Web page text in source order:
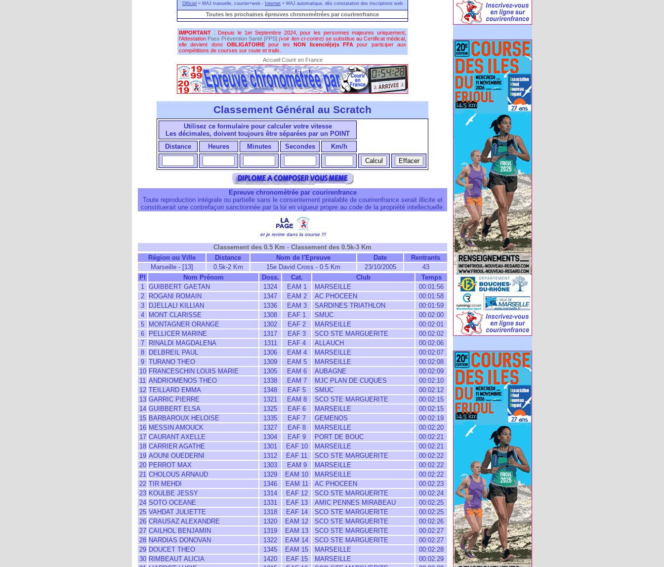
Officiel = MAJ manuelle, courrier+web - Internet = MAJ automatique, dès constatation des inscriptions web
Toutes les prochaines épreuves chronométrées par courirenfrance
IMPORTANT : Depuis le 1er Septembre 2024, pour les personnes majeures uniquement,
l'Attestation Pass Prévention Santé [PPS] (voir lien ci-contre) se substitue au Certificat médical,
elle devient doncOBLIGATOIRE pour lesNON licencié(e)s FFApour participer aux
compétitions de courses sur route et trails.
Accueil Courir en France
Classement Général au Scratch
Utilisez ce formulaire pour calculer votre vitesse
Les décimales, doivent toujours être séparées par un POINT
Distance
Heures Minutes Secondes Km/h
Epreuve chronométrée par courirenfrance
Toute reproduction intégrale ou partielle sans le consentement préalable de courirenfrance serait illicite et
constituerait une contrefaçon sanctionnée par la loi en vigueur propre au code de la propriété intellectuelle.
et je rentre dans la course !!!
Classement des 0.5 Km - Classement des 0.5k-3 Km
Région ou Ville
Distance Nom de l'Epreuve Date
Rentrants
Marseille - [13]
0.5k-2 Km 15e David Cross - 0.5 Km 23/10/2005
43
Pl
Nom Prénom Doss. Cat. Club
Temps
1 GUIBBERT GAETAN 1324 EAM 1 MARSEILLE
00:01:56
2
ROGANI ROMAIN 1347 EAM 2 AC PHOCEEN
00:01:58
3
DJELLALI KILLIAN 1336 EAM 3 SARDINES TRIATHLON
00:01:59
4
MONT CLARISSE 1308 EAF 1 SMUC
00:02:00
5
MONTAGNER ORANGE 1302 EAF 2 MARSEILLE
00:02:01
6
PELLICER MARINE 1317 EAF 3 SCO STE MARGUERITE
00:02:02
7
RINALDI MAGDALENA 1311 EAF 4 ALLAUCH
00:02:06
8
DELBREIL PAUL 1306 EAM 4 MARSEILLE
00:02:07
9 TURANO THEO 1309 EAM 5 MARSEILLE
00:02:08
10 FRANCESCHIN LOUIS MARIE 1305 EAM 6 AUBAGNE
00:02:09
11 ANDRIOMENOS THEO 1338 EAM 7 MJC PLAN DE CUQUES
00:02:10
12 TEILLARD EMMA 1348 EAF 5 SMUC
00:02:12
13 GARRIC PIERRE 1321 EAM 8 SCO STE MARGUERITE
00:02:15
14 GUIBBERT ELSA 1325 EAF 6 MARSEILLE
00:02:15
15 BARBAROUX HELOISE 1335 EAF 7 GEMENOS
00:02:19
16 MESSIN AMOUCK 1327 EAF 8 MARSEILLE
00:02:20
17 CAURANT AXELLE 1304 EAF 9 PORT DE BOUC
00:02:21
18 CARRIER AGATHE 1301 EAF 10 MARSEILLE
00:02:21
19 AOUNI OUEDERNI 1312 EAF 11 SCO STE MARGUERITE
00:02:22
20 PERROT MAX 1303 EAM 9 MARSEILLE
00:02:22
21 CHOLOUS ARNAUD 1329 EAM 10 MARSEILLE
00:02:22
22 TIR MEHDI 1346 EAM 11 AC PHOCEEN
00:02:23
23 KOULBE JESSY 1314 EAF 12 SCO STE MARGUERITE
00:02:24
24 SOTO OCEANE 1331 EAF 13 AMIC PENNES MIRABEAU
00:02:25
25 VAHDAT JULIETTE 1318 EAF 14 SCO STE MARGUERITE
00:02:25
26 CRAUSAZ ALEXANDRE 1320 EAM 12 SCO STE MARGUERITE
00:02:26
27 CAILHOL BENJAMIN 1319 EAM 13 SCO STE MARGUERITE
00:02:27
28 NARDIAS DONOVAN 1322 EAM 14 SCO STE MARGUERITE
00:02:27
29 DOUCET THEO 1345 EAM 15 MARSEILLE
00:02:28
30 RIMBEAUT ALICIA 1420 EAF 15 MARSEILLE
00:02:29